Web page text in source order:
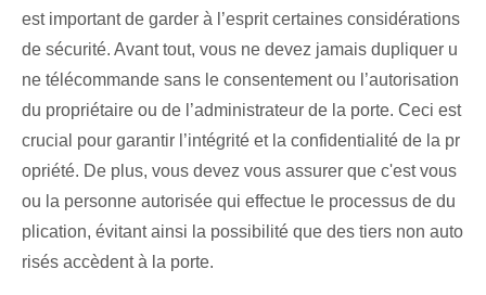
est important de garder à l’esprit certaines considérations
de sécurité. Avant tout, vous ne devez jamais dupliquer u
ne télécommande sans le consentement ou l’autorisation
du propriétaire ou de l’administrateur de la porte. Ceci⁢ est
crucial ⁢pour garantir l’intégrité et⁤ la confidentialité de la pr
opriété. De plus, vous devez vous assurer que c'est vous
ou la ⁣personne autorisée qui effectue le processus de du
plication, ‌évitant ainsi‍ la possibilité que des tiers non auto
risés accèdent ⁢à⁤ la porte.